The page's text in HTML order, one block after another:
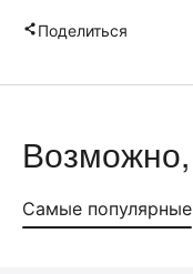
Поделиться
Возможно,
Самые популярные